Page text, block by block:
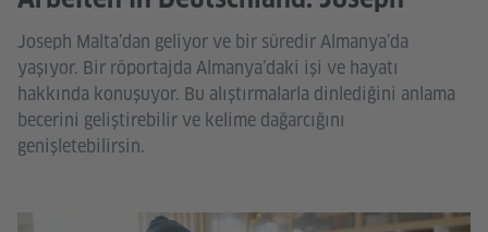
Joseph Malta’dan geliyor ve bir süredir Almanya’da
yaşıyor. Bir röportajda Almanya’daki işi ve hayatı
hakkında konuşuyor. Bu alıştırmalarla dinlediğini anlama
becerini geliştirebilir ve kelime dağarcığını
genişletebilirsin.